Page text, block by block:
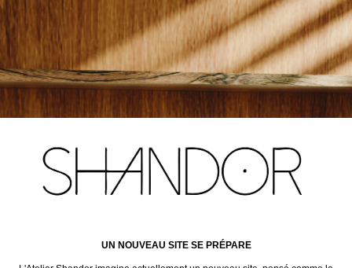
UN NOUVEAU SITE SE PRÉPARE